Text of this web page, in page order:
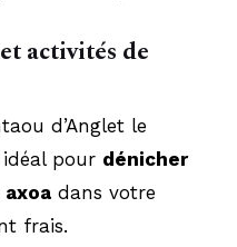
activités de
d’Anglet le
idéal pour dénicher
dans votre
frais.